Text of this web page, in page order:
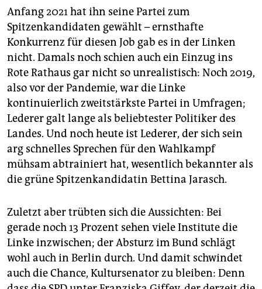
Anfang 2021 hat ihn seine Partei zum
Spitzenkandidaten gewählt – ernsthafte
Konkurrenz für diesen Job gab es in der Linken
nicht. Damals noch schien auch ein Einzug ins
Rote Rathaus gar nicht so unrealistisch: Noch 2019,
also vor der Pandemie, war die Linke
kontinuierlich zweitstärkste Partei in Umfragen;
Lederer galt lange als beliebtester Politiker des
Landes. Und noch heute ist Lederer, der sich sein
arg schnelles Sprechen für den Wahlkampf
mühsam abtrainiert hat, wesentlich bekannter als
die grüne Spitzenkandidatin Bettina Jarasch.
Zuletzt aber trübten sich die Aussichten: Bei
gerade noch 13 Prozent sehen viele Institute die
Linke inzwischen; der Absturz im Bund schlägt
wohl auch in Berlin durch. Und damit schwindet
auch die Chance, Kultursenator zu bleiben: Denn